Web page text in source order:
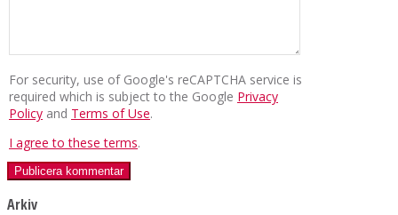
For security, use of Google's reCAPTCHA service is
required which is subject to the Google Privacy
Policy and Terms of Use.
I agree to these terms.
Arkiv